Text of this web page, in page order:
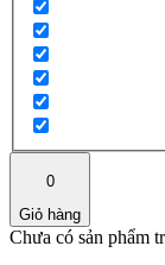
0
Giỏ hàng
Chưa có sản phẩm